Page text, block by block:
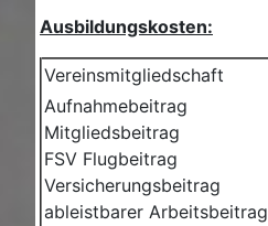
Ausbildungskosten:
Vereinsmitgliedschaft
Aufnahmebeitrag
Mitgliedsbeitrag
FSV Flugbeitrag
Versicherungsbeitrag
ableistbarer